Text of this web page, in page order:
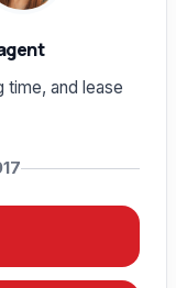
time, and lease